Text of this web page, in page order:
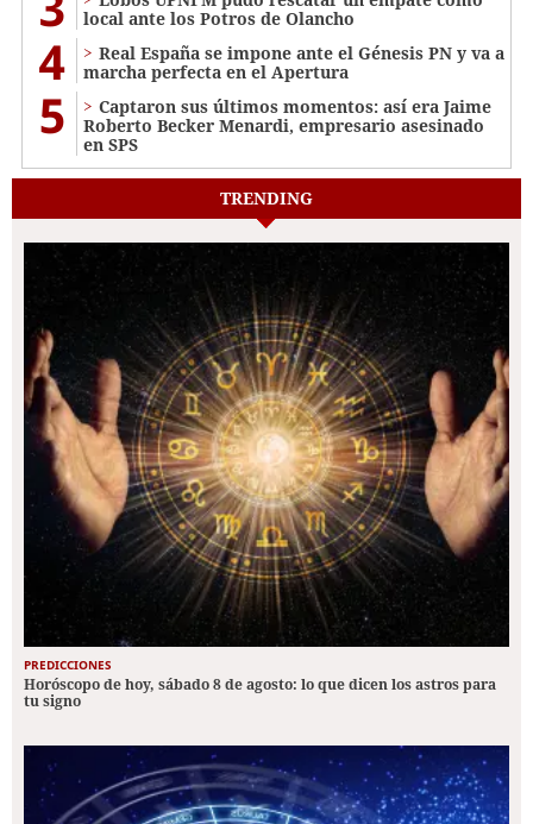
local ante los Potros de Olancho
4
Real España se impone ante el Génesis PN y va a
marcha perfecta en el Apertura
5
Captaron sus últimos momentos: así era Jaime
Roberto Becker Menardi​​​, empresario asesinado
en SPS
TRENDING
PREDICCIONES
Horóscopo de hoy, sábado 8 de agosto: lo que dicen los astros para
tu signo